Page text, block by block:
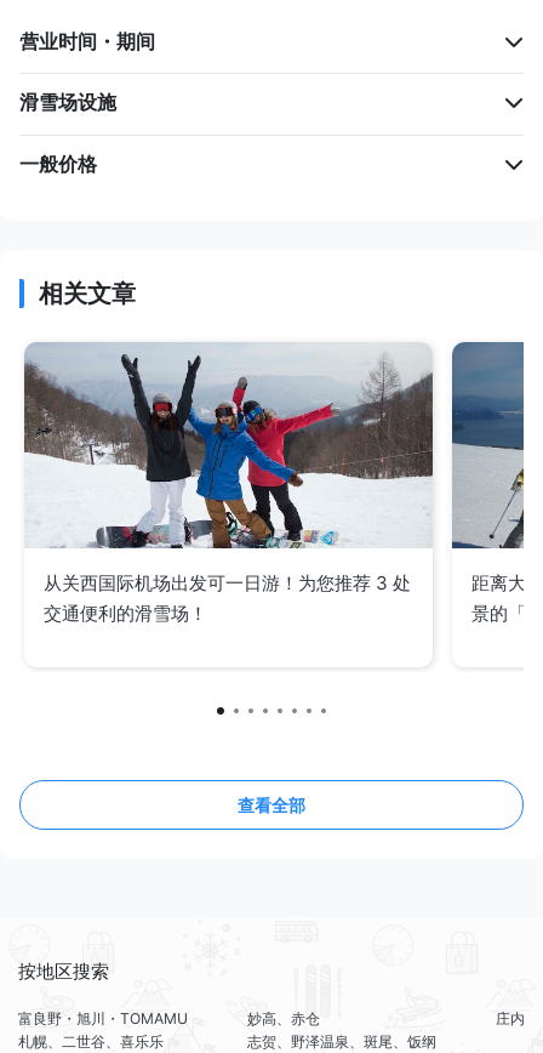
营业时间・期间
滑雪场设施
一般价格
相关文章
从关西国际机场出发可一日游！为您推荐 3 处
交通便利的滑雪场！
距离大
景的「
查看全部
按地区搜索
富良野・旭川・TOMAMU
札幌、二世谷、喜乐乐
妙高、赤仓
志贺、野泽温泉、斑尾、饭纲
庄内